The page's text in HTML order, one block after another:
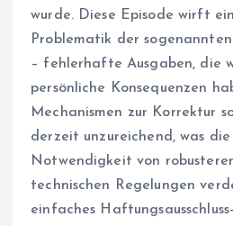
wurde. Diese Episode wirft
Problematik der
– fehlerhafte Ausgaben, die
persönliche Konsequenzen
Mechanismen zur Korrektur
derzeit unzureichend, was
Notwendigkeit von
technischen Regelungen
einfaches